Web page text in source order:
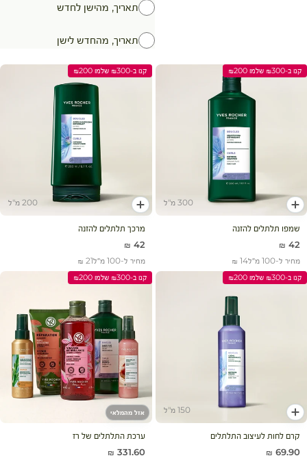
תאריך, מהישן לחדש
תאריך, מהחדש לישן
קנו ב-₪300 שלמו ₪200
300 מ"ל
הוסף לעגלה
שמפו תלתלים להזנה
מחיר מבצע
42 ₪
מחיר ל-100 מ״ל 14 ₪
קנו ב-₪300 שלמו ₪200
200 מ"ל
הוסף לעגלה
מרכך תלתלים להזנה
מחיר מבצע
42 ₪
מחיר ל-100 מ״ל 21 ₪
קנו ב-₪300 שלמו ₪200
150 מ"ל
הוסף לעגלה
קרם לחות לעיצוב התלתלים
מחיר מבצע
69.90 ₪
קנו ב-₪300 שלמו ₪200
אזל מהמלאי
ערכת התלתלים של רז
מחיר מבצע
331.60 ₪